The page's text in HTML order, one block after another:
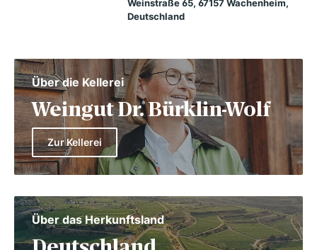
Weinstraße 65, 67157 Wachenheim,
Deutschland
Über die Kellerei
Weingut Dr. Bürklin-Wolf
Zur Kellerei
Über das Herkunftsland